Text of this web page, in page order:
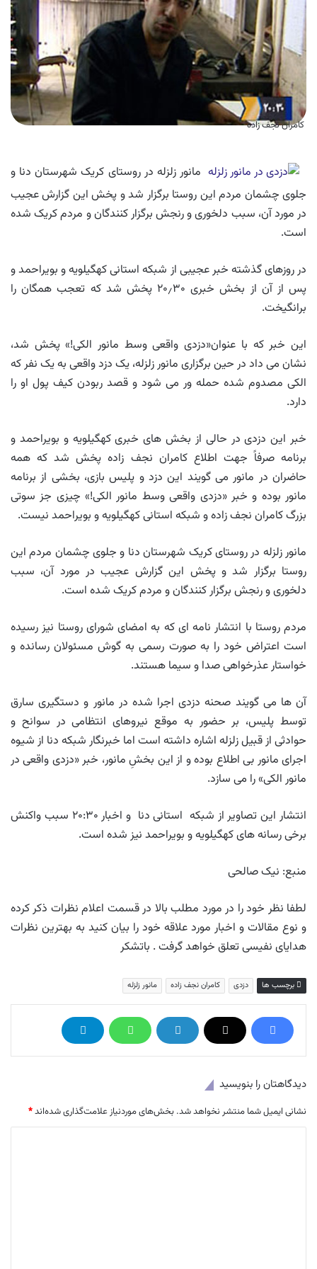
کامران نجف زاده
مانور زلزله در روستای کریک شهرستان دنا و
جلوی چشمان مردم این روستا برگزار شد و پخش این گزارش عجیب
در مورد آن، سبب دلخوری و رنجش برگزار کنندگان و مردم کریک شده
است.
در روزهای گذشته خبر عجیبی از شبکه استانی کهگیلویه و بویراحمد و
پس از آن از بخش خبری ۲۰٫۳۰ پخش شد که تعجب همگان را
برانگیخت.
این خبر که با عنوان«دزدی واقعی وسط مانور الکی!» پخش شد،
نشان می داد در حین برگزاری مانور زلزله، یک دزد واقعی به یک نفر که
الکی مصدوم شده حمله ور می شود و قصد ربودن کیف پول او را
دارد.
خبر این دزدی در حالی از بخش های خبری کهگیلویه و بویراحمد و
برنامه صرفاً جهت اطلاع کامران نجف زاده پخش شد که همه
حاضران در مانور می گویند این دزد و پلیس بازی، بخشی از برنامه
مانور بوده و خبر «دزدی واقعی وسط مانور الکی!» چیزی جز سوتی
بزرگ کامران نجف زاده و شبکه استانی کهگیلویه و بویراحمد نیست.
مانور زلزله در روستای کریک شهرستان دنا و جلوی چشمان مردم این
روستا برگزار شد و پخش این گزارش عجیب در مورد آن، سبب
دلخوری و رنجش برگزار کنندگان و مردم کریک شده است.
مردم روستا با انتشار نامه ای که به امضای شورای روستا نیز رسیده
است اعتراض خود را به صورت رسمی به گوش مسئولان رسانده و
خواستار عذرخواهی صدا و سیما هستند.
آن ها می گویند صحنه دزدی اجرا شده در مانور و دستگیری سارق
توسط پلیس، بر حضور به موقع نیروهای انتظامی در سوانح و
حوادثی از قبیل زلزله اشاره داشته است اما خبرنگار شبکه دنا از شیوه
اجرای مانور بی اطلاع بوده و از این بخشِ مانور، خبر «دزدی واقعی در
مانور الکی» را می سازد.
انتشار این تصاویر از شبکه استانی دنا و اخبار ۲۰:۳۰ سبب واکنش
برخی رسانه های کهگیلویه و بویراحمد نیز شده است.
منبع: نیک صالحی
لطفا نظر خود را در مورد مطلب بالا در قسمت اعلام نظرات ذکر کرده
و نوع مقالات و اخبار مورد علاقه خود را بیان کنید به بهترین نظرات
هدایای نفیسی تعلق خواهد گرفت . باتشکر
برچسب ها دزدی کامران نجف زاده مانور زلزله
دیدگاهتان را بنویسید
نشانی ایمیل شما منتشر نخواهد شد. بخش‌های موردنیاز علامت‌گذاری شده‌اند*